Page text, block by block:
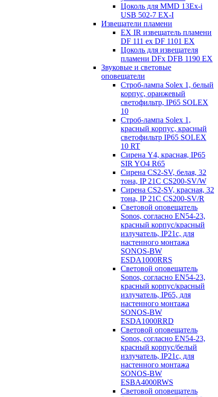
Цоколь для MMD 13Ex-i
USB 502-7 EX-I
Извещатели пламени
EX IR извещатель пламени
DF 111 ex DF 1101 EX
Цоколь для извещателя
пламени DFx DFB 1190 EX
Звуковые и световые
оповещатели
Строб-лампа Solex 1, белый
корпус, оранжевый
светофильтр, IP65 SOLEX
10
Строб-лампа Solex 1,
красный корпус, красный
светофильтр IP65 SOLEX
10 RT
Сирена Y4, красная, IP65
SIR YO4 R65
Сирена CS2-SV, белая, 32
тона, IP 21C CS200-SV/W
Сирена CS2-SV, красная, 32
тона, IP 21C CS200-SV/R
Световой оповещатель
Sonos, согласно EN54-23,
красный корпус/красный
излучатель, IP21c, для
настенного монтажа
SONOS-BW
ESDA1000RRS
Световой оповещатель
Sonos, согласно EN54-23,
красный корпус/красный
излучатель, IP65, для
настенного монтажа
SONOS-BW
ESDA1000RRD
Световой оповещатель
Sonos, согласно EN54-23,
красный корпус/белый
излучатель, IP21c, для
настенного монтажа
SONOS-BW
ESBA4000RWS
Световой оповещатель